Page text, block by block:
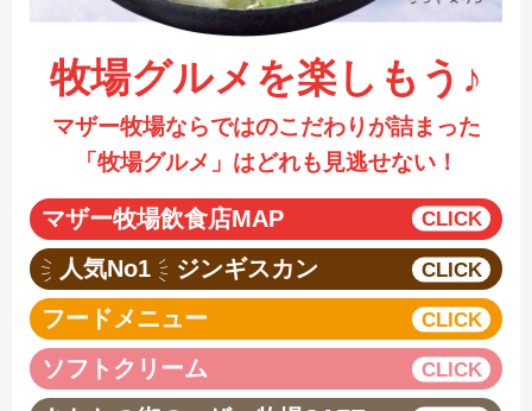
牧場グルメを楽しもう♪
マザー牧場ならではのこだわりが詰まった
「牧場グルメ」はどれも見逃せない！
マザー牧場飲食店MAP
人気No1
ジンギスカン
フードメニュー
ソフトクリーム